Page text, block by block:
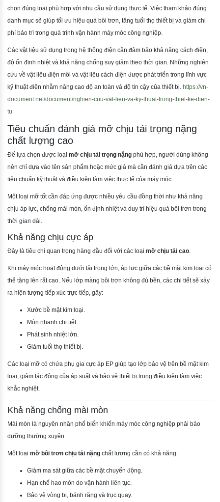
chọn đúng loại phù hợp với nhu cầu sử dụng thực tế. Việc tham khảo đúng
danh mục sẽ giúp tối ưu hiệu quả bôi trơn, tăng tuổi thọ thiết bị và giảm chi
phí bảo trì trong quá trình vận hành máy móc công nghiệp.
Các vật liệu sử dụng trong hệ thống điện cần đảm bảo khả năng cách điện,
độ ổn định nhiệt và khả năng chống suy giảm theo thời gian. Những nghiên
cứu về vật liệu điện môi và vật liệu cách điện được phát triển trong lĩnh vực
kỹ thuật điện nhằm nâng cao độ an toàn và độ tin cậy của thiết bị. https://vn-
document.net/document/nghien-cuu-vat-lieu-va-ky-thuat-trong-thiet-ke-dien-
tu
Tiêu chuẩn đánh giá mỡ chịu tải trọng nặng
chất lượng cao
Để lựa chọn được loại mỡ chịu tải trọng nặng phù hợp, người dùng không
nên chỉ dựa vào tên sản phẩm hoặc mức giá mà cần đánh giá dựa trên các
tiêu chuẩn kỹ thuật và điều kiện làm việc thực tế của máy móc.
Một loại mỡ tốt cần đáp ứng được nhiều yêu cầu đồng thời như khả năng
chịu áp lực, chống mài mòn, ổn định nhiệt và duy trì hiệu quả bôi trơn trong
thời gian dài.
Khả năng chịu cực áp
Đây là tiêu chí quan trọng hàng đầu đối với các loại mỡ chịu tải cao.
Khi máy móc hoạt động dưới tải trọng lớn, áp lực giữa các bề mặt kim loại có
thể tăng lên rất cao. Nếu lớp màng bôi trơn không đủ bền, các chi tiết sẽ xảy
ra hiện tượng tiếp xúc trực tiếp, gây:
Xước bề mặt kim loại.
Mòn nhanh chi tiết.
Phát sinh nhiệt lớn.
Giảm tuổi thọ thiết bị.
Các loại mỡ có chứa phụ gia cực áp EP giúp tạo lớp bảo vệ trên bề mặt kim
loại, giảm tác động của áp suất và bảo vệ thiết bị trong điều kiện làm việc
khắc nghiệt.
Khả năng chống mài mòn
Mài mòn là nguyên nhân phổ biến khiến máy móc công nghiệp phải bảo
dưỡng thường xuyên.
Một loại mỡ bôi trơn chịu tải nặng chất lượng cần có khả năng:
Giảm ma sát giữa các bề mặt chuyển động.
Hạn chế hao mòn do vận hành liên tục.
Bảo vệ vòng bi, bánh răng và trục quay.